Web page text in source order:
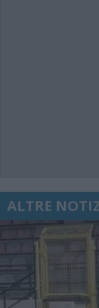
ALTRE